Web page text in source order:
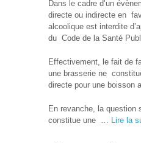
Dans le cadre d’un
directe ou indirecte en
alcoolique est interdite
du Code de la Santé
Effectivement, le fait de
une brasserie ne
directe pour une boisson
En revanche, la question
constitue une … Lire la